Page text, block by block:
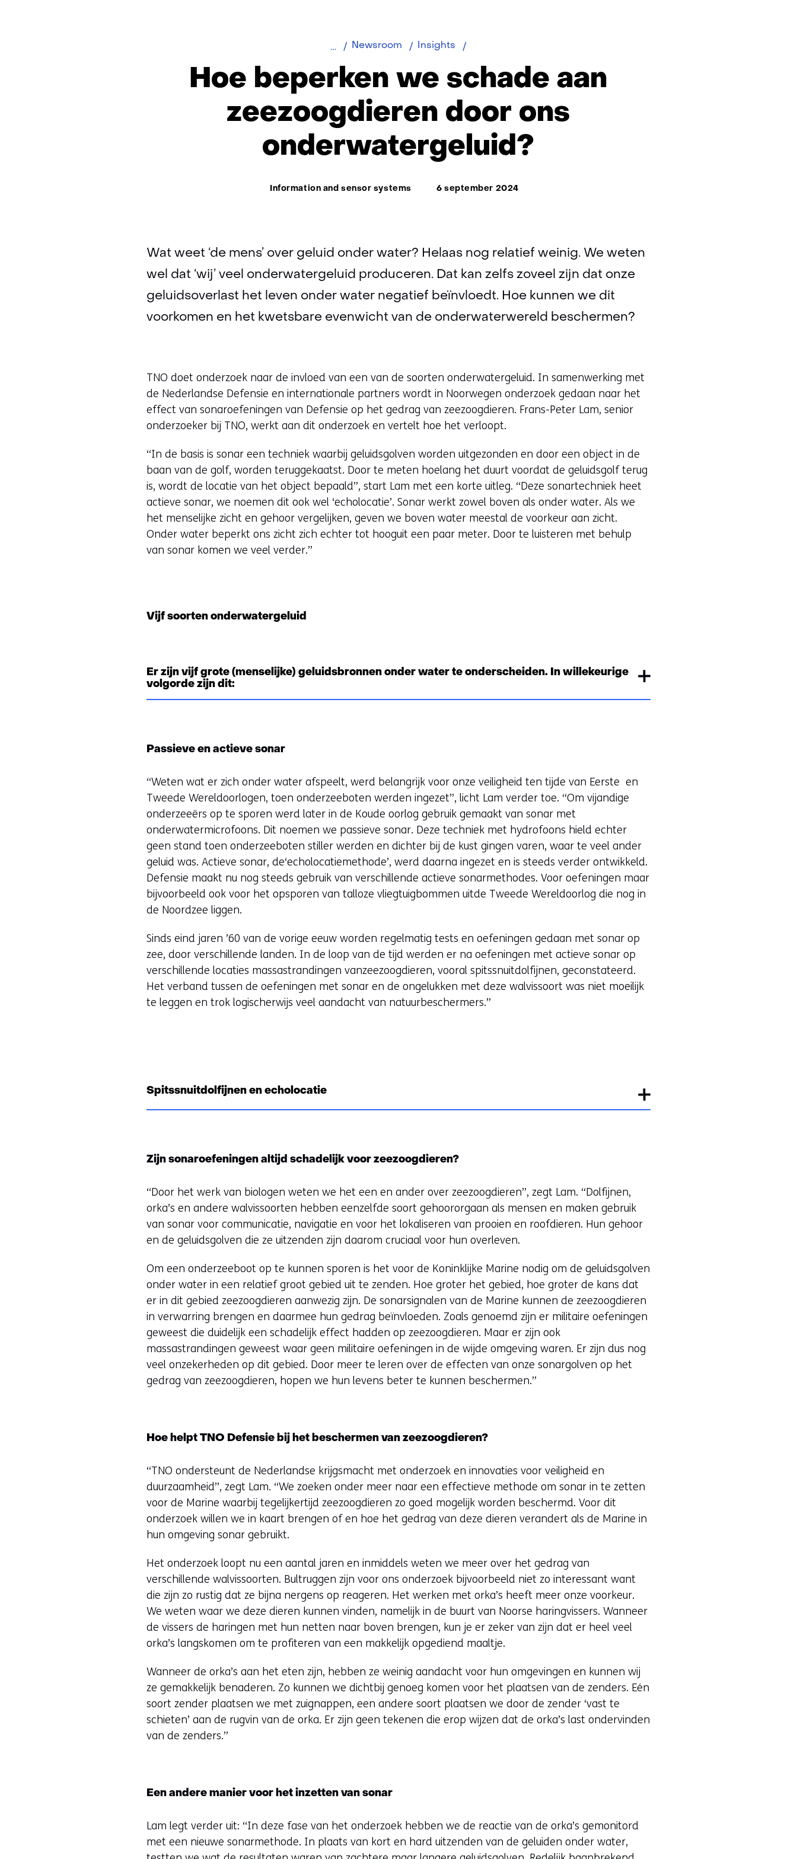
Newsroom Insights
we
aan
door
ons
Hoe beperken we schade aan
zeezoogdieren door ons
onderwatergeluid?
Thema:
Information and sensor systems 6 september 2024
Wat weet ‘de mens’ over geluid onder water? Helaas nog relatief weinig. We weten
wel dat ‘wij’ veel onderwatergeluid produceren. Dat kan zelfs zoveel zijn dat onze
geluidsoverlast het leven onder water negatief beïnvloedt. Hoe kunnen we dit
voorkomen en het kwetsbare evenwicht van de onderwaterwereld beschermen?
TNO doet onderzoek naar de invloed van een van de soorten onderwatergeluid. In samenwerking met
de Nederlandse Defensie en internationale partners wordt in Noorwegen onderzoek gedaan naar het
effect van sonaroefeningen van Defensie op het gedrag van zeezoogdieren. Frans-Peter Lam, senior
onderzoeker bij TNO, werkt aan dit onderzoek en vertelt hoe het verloopt.
“In de basis is sonar een techniek waarbij geluidsgolven worden uitgezonden en door een object in de
baan van de golf, worden teruggekaatst. Door te meten hoelang het duurt voordat de geluidsgolf terug
is, wordt de locatie van het object bepaald”, start Lam met een korte uitleg. “Deze sonartechniek heet
actieve sonar, we noemen dit ook wel ‘echolocatie’. Sonar werkt zowel boven als onder water. Als we
het menselijke zicht en gehoor vergelijken, geven we boven water meestal de voorkeur aan zicht.
Onder water beperkt ons zicht zich echter tot hooguit een paar meter. Door te luisteren met behulp
van sonar komen we veel verder.”
Vijf soorten onderwatergeluid
Er zijn vijf grote (menselijke) geluidsbronnen onder water te onderscheiden. In willekeurige
volgorde zijn dit:
Passieve en actieve sonar
“Weten wat er zich onder water afspeelt, werd belangrijk voor onze veiligheid ten tijde van Eerste en
Tweede Wereldoorlogen, toen onderzeeboten werden ingezet”, licht Lam verder toe. “Om vijandige
onderzeeërs op te sporen werd later in de Koude oorlog gebruik gemaakt van sonar met
onderwatermicrofoons. Dit noemen we passieve sonar. Deze techniek met hydrofoons hield echter
geen stand toen onderzeeboten stiller werden en dichter bij de kust gingen varen, waar te veel ander
geluid was. Actieve sonar, de‘echolocatiemethode’, werd daarna ingezet en is steeds verder ontwikkeld.
Defensie maakt nu nog steeds gebruik van verschillende actieve sonarmethodes. Voor oefeningen maar
bijvoorbeeld ook voor het opsporen van talloze vliegtuigbommen uitde Tweede Wereldoorlog die nog in
de Noordzee liggen.
Sinds eind jaren ’60 van de vorige eeuw worden regelmatig tests en oefeningen gedaan met sonar op
zee, door verschillende landen. In de loop van de tijd werden er na oefeningen met actieve sonar op
verschillende locaties massastrandingen vanzeezoogdieren, vooral spitssnuitdolfijnen, geconstateerd.
Het verband tussen de oefeningen met sonar en de ongelukken met deze walvissoort was niet moeilijk
te leggen en trok logischerwijs veel aandacht van natuurbeschermers.”
Spitssnuitdolfijnen en echolocatie
Zijn sonaroefeningen altijd schadelijk voor zeezoogdieren?
“Door het werk van biologen weten we het een en ander over zeezoogdieren”, zegt Lam. “Dolfijnen,
orka’s en andere walvissoorten hebben eenzelfde soort gehoororgaan als mensen en maken gebruik
van sonar voor communicatie, navigatie en voor het lokaliseren van prooien en roofdieren. Hun gehoor
en de geluidsgolven die ze uitzenden zijn daarom cruciaal voor hun overleven.
Om een onderzeeboot op te kunnen sporen is het voor de Koninklijke Marine nodig om de geluidsgolven
onder water in een relatief groot gebied uit te zenden. Hoe groter het gebied, hoe groter de kans dat
er in dit gebied zeezoogdieren aanwezig zijn. De sonarsignalen van de Marine kunnen de zeezoogdieren
in verwarring brengen en daarmee hun gedrag beïnvloeden. Zoals genoemd zijn er militaire oefeningen
geweest die duidelijk een schadelijk effect hadden op zeezoogdieren. Maar er zijn ook
massastrandingen geweest waar geen militaire oefeningen in de wijde omgeving waren. Er zijn dus nog
veel onzekerheden op dit gebied. Door meer te leren over de effecten van onze sonargolven op het
gedrag van zeezoogdieren, hopen we hun levens beter te kunnen beschermen.”
Hoe helpt TNO Defensie bij het beschermen van zeezoogdieren?
“TNO ondersteunt de Nederlandse krijgsmacht met onderzoek en innovaties voor veiligheid en
duurzaamheid”, zegt Lam. “We zoeken onder meer naar een effectieve methode om sonar in te zetten
voor de Marine waarbij tegelijkertijd zeezoogdieren zo goed mogelijk worden beschermd. Voor dit
onderzoek willen we in kaart brengen of en hoe het gedrag van deze dieren verandert als de Marine in
hun omgeving sonar gebruikt.
Het onderzoek loopt nu een aantal jaren en inmiddels weten we meer over het gedrag van
verschillende walvissoorten. Bultruggen zijn voor ons onderzoek bijvoorbeeld niet zo interessant want
die zijn zo rustig dat ze bijna nergens op reageren. Het werken met orka’s heeft meer onze voorkeur.
We weten waar we deze dieren kunnen vinden, namelijk in de buurt van Noorse haringvissers. Wanneer
de vissers de haringen met hun netten naar boven brengen, kun je er zeker van zijn dat er heel veel
orka’s langskomen om te profiteren van een makkelijk opgediend maaltje.
Wanneer de orka’s aan het eten zijn, hebben ze weinig aandacht voor hun omgevingen en kunnen wij
ze gemakkelijk benaderen. Zo kunnen we dichtbij genoeg komen voor het plaatsen van de zenders. Eén
soort zender plaatsen we met zuignappen, een andere soort plaatsen we door de zender ‘vast te
schieten’ aan de rugvin van de orka. Er zijn geen tekenen die erop wijzen dat de orka’s last ondervinden
van de zenders.”
Een andere manier voor het inzetten van sonar
Lam legt verder uit: “In deze fase van het onderzoek hebben we de reactie van de orka’s gemonitord
met een nieuwe sonarmethode. In plaats van kort en hard uitzenden van de geluiden onder water,